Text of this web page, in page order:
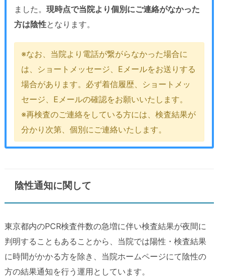
ました。 現時点で当院より個別にご連絡がなかった
方は陰性となります。
※なお、当院より電話が繋がらなかった場合に
は、ショートメッセージ、Eメールをお送りする
場合があります。必ず着信履歴、ショートメッ
セージ、Eメールの確認をお願いいたします。
※再検査のご連絡をしている方には、検査結果が
分かり次第、個別にご連絡いたします。
陰性通知に関して
東京都内のPCR検査件数の急増に伴い検査結果が夜間に
判明することもあることから、当院では陽性・検査結果
に時間がかかる方を除き、当院ホームページにて陰性の
方の結果通知を行う運用としています。